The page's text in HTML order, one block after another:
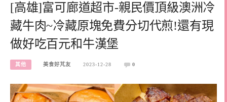
[高雄]富可廊道超市-親民價頂級澳洲冷
藏牛肉~冷藏原塊免費分切代煎!還有現
做好吃百元和牛漢堡
其他 美食好芃友 2023-12-28 0